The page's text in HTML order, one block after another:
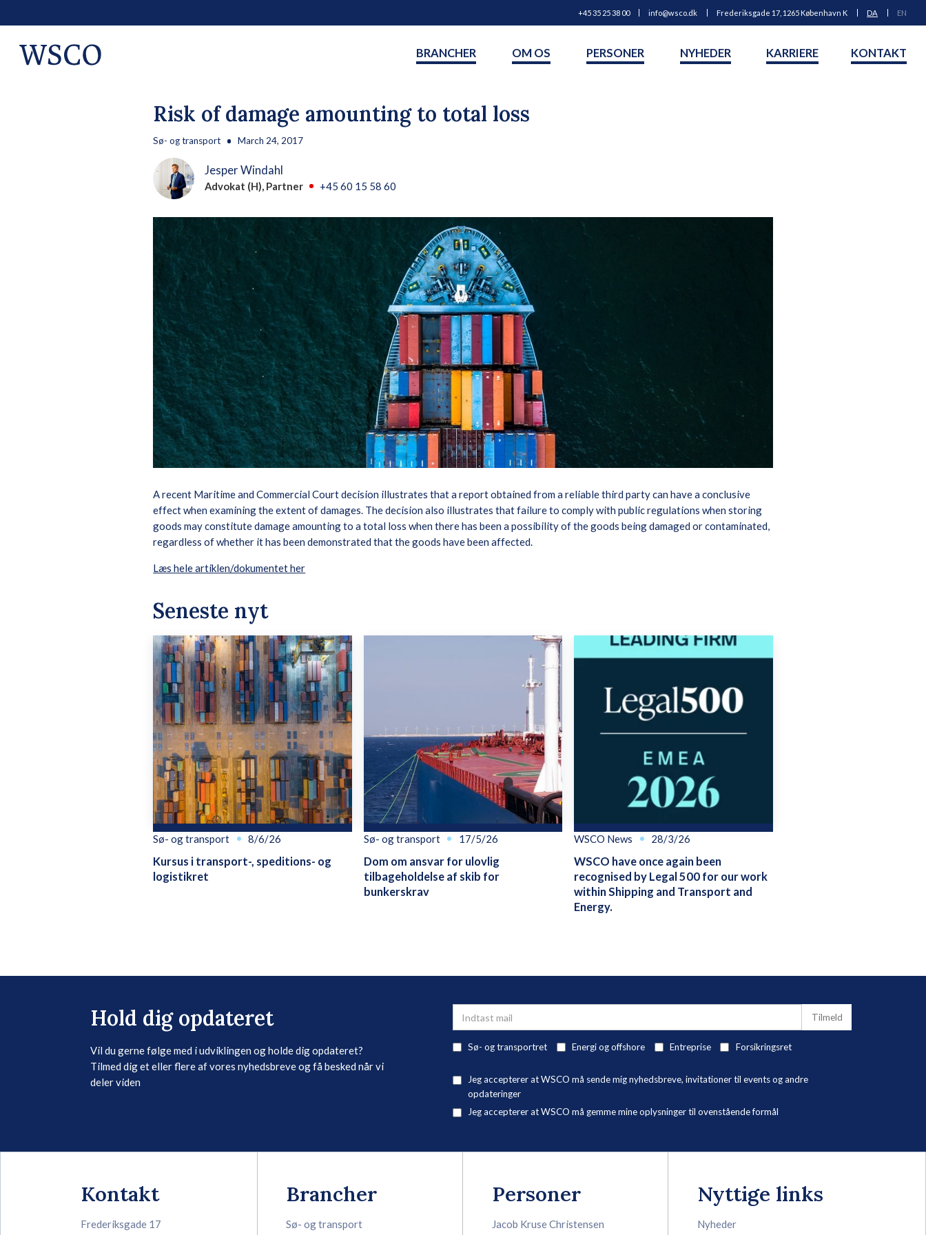
+45 35 25 38 00 info@wsco.dk Frederiksgade 17, 1265 København K DA EN
BRANCHER OM OS PERSONER NYHEDER KARRIERE KONTAKT
Risk of damage amounting to total loss
Sø- og transport March 24, 2017
Jesper Windahl
Advokat (H), Partner +45 60 15 58 60
A recent Maritime and Commercial Court decision illustrates that a report obtained from a reliable third party can have a conclusive
effect when examining the extent of damages. The decision also illustrates that failure to comply with public regulations when storing
goods may constitute damage amounting to a total loss when there has been a possibility of the goods being damaged or contaminated,
regardless of whether it has been demonstrated that the goods have been affected.
Læs hele artiklen/dokumentet her
Seneste nyt
Sø- og transport 8/6/26
Kursus i transport-, speditions- og
logistikret
Sø- og transport 17/5/26
Dom om ansvar for ulovlig
tilbageholdelse af skib for
bunkerskrav
WSCO News 28/3/26
WSCO have once again been
recognised by Legal 500 for our work
within Shipping and Transport and
Energy.
Hold dig opdateret
Vil du gerne følge med i udviklingen og holde dig opdateret?
Tilmed dig et eller flere af vores nyhedsbreve og få besked når vi
deler viden
Sø- og transportret Energi og offshore Entreprise Forsikringsret
Jeg accepterer at WSCO må sende mig nyhedsbreve, invitationer til events og andre
opdateringer
Jeg accepterer at WSCO må gemme mine oplysninger til ovenstående formål
Kontakt
Frederiksgade 17
Brancher
Sø- og transport
Personer
Jacob Kruse Christensen
Nyttige links
Nyheder